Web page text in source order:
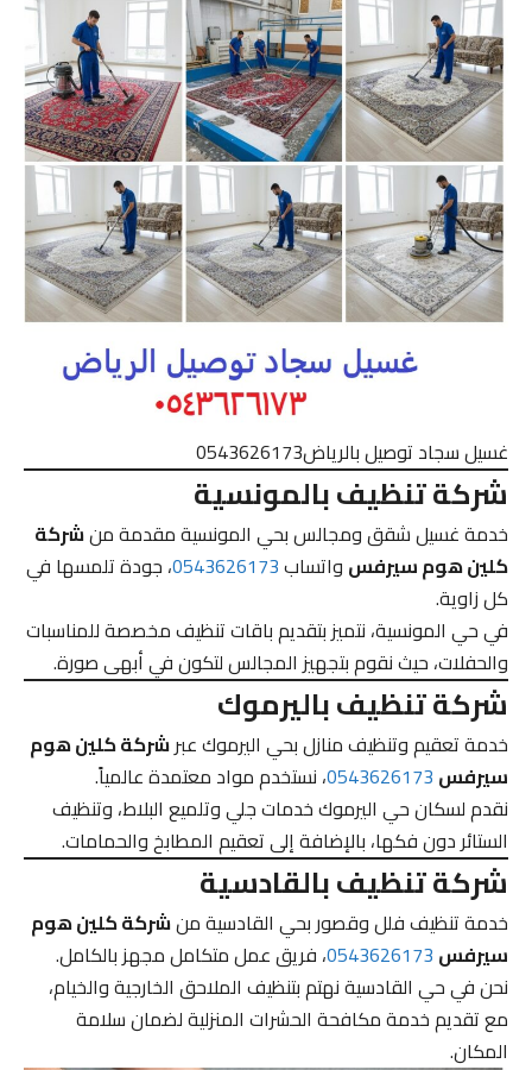
غسيل سجاد توصيل بالرياض0543626173
شركة تنظيف بالمونسية
خدمة غسيل شقق ومجالس بحي المونسية مقدمة منشركة
كلين هوم سيرفسواتساب0543626173، جودة تلمسها في
كل زاوية.
في حي المونسية، نتميز بتقديم باقات تنظيف مخصصة للمناسبات
والحفلات، حيث نقوم بتجهيز المجالس لتكون في أبهى صورة.
شركة تنظيف باليرموك
خدمة تعقيم وتنظيف منازل بحي اليرموك عبرشركة كلين هوم
سيرفس0543626173، نستخدم مواد معتمدة عالمياً.
نقدم لسكان حي اليرموك خدمات جلي وتلميع البلاط، وتنظيف
الستائر دون فكها، بالإضافة إلى تعقيم المطابخ والحمامات.
شركة تنظيف بالقادسية
خدمة تنظيف فلل وقصور بحي القادسية منشركة كلين هوم
سيرفس0543626173، فريق عمل متكامل مجهز بالكامل.
نحن في حي القادسية نهتم بتنظيف الملاحق الخارجية والخيام،
مع تقديم خدمة مكافحة الحشرات المنزلية لضمان سلامة
المكان.